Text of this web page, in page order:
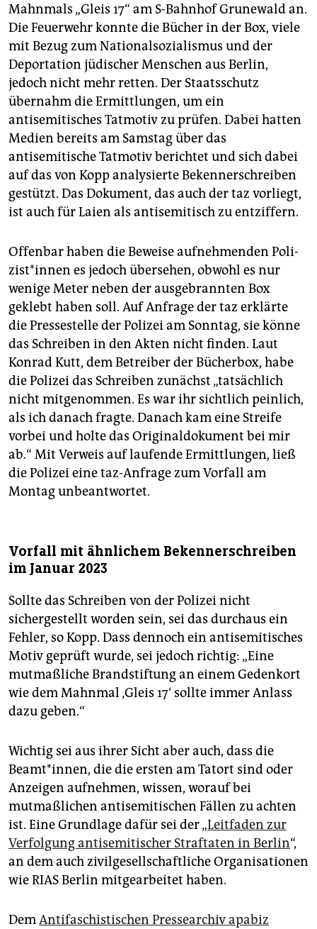
Mahnmals „Gleis 17“ am S-Bahnhof Grunewald an.
Die Feuerwehr konnte die Bücher in der Box, viele
mit Bezug zum Nationalsozialismus und der
Deportation jüdischer Menschen aus Berlin,
jedoch nicht mehr retten. Der Staatsschutz
übernahm die Ermittlungen, um ein
antisemitisches Tatmotiv zu prüfen. Dabei hatten
Medien bereits am Samstag über das
antisemitische Tatmotiv berichtet und sich dabei
auf das von Kopp analysierte Bekennerschreiben
gestützt. Das Dokument, das auch der taz vorliegt,
ist auch für Laien als antisemitisch zu entziffern.
Offenbar haben die Beweise aufnehmenden Po­li­
zis­t*in­nen es jedoch übersehen, obwohl es nur
wenige Meter neben der ausgebrannten Box
geklebt haben soll. Auf Anfrage der taz erklärte
die Pressestelle der Polizei am Sonntag, sie könne
das Schreiben in den Akten nicht finden. Laut
Konrad Kutt, dem Betreiber der Bücherbox, habe
die Polizei das Schreiben zunächst „tatsächlich
nicht mitgenommen. Es war ihr sichtlich peinlich,
als ich danach fragte. Danach kam eine Streife
vorbei und holte das Originaldokument bei mir
ab.“ Mit Verweis auf laufende Ermittlungen, ließ
die Polizei eine taz-Anfrage zum Vorfall am
Montag unbeantwortet.
Vorfall mit ähnlichem Bekennerschreiben
im Januar 2023
Sollte das Schreiben von der Polizei nicht
sichergestellt worden sein, sei das durchaus ein
Fehler, so Kopp. Dass dennoch ein antisemitisches
Motiv geprüft wurde, sei jedoch richtig: „Eine
mutmaßliche Brandstiftung an einem Gedenkort
wie dem Mahnmal ‚Gleis 17‘ sollte immer Anlass
dazu geben.“
Wichtig sei aus ihrer Sicht aber auch, dass die
Beamt*innen, die die ersten am Tatort sind oder
Anzeigen aufnehmen, wissen, worauf bei
mutmaßlichen antisemitischen Fällen zu achten
ist. Eine Grundlage dafür sei der „Leitfaden zur
Verfolgung antisemitischer Straftaten in Berlin“,
an dem auch zivilgesellschaftliche Organisationen
wie RIAS Berlin mitgearbeitet haben.
DemAntifaschistischen Pressearchiv apabiz